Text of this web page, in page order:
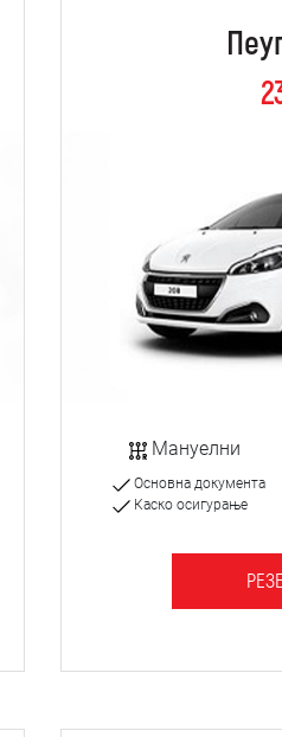
Мануелни
Основна документа
Каско осигурање